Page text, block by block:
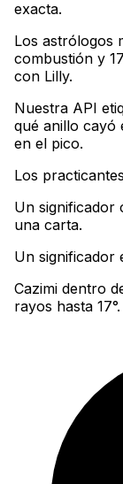
exacta.
Los astrólogos
combustión y
con Lilly.
Nuestra API
qué anillo cayó
en el pico.
Los
Un significador
una carta.
Un significador
Cazimi dentro
rayos hasta 17°.